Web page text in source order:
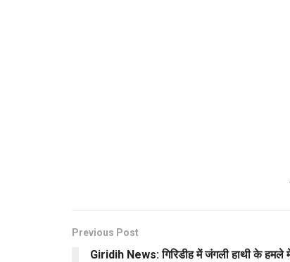
Previous Post
Giridih News: गिरिडीह में जंगली हाथी के हमले